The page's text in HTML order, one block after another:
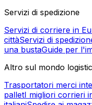
Servizi di spedizione
Servizi di corriere in
cittàServizi di
una bustaGuide per
Altro sul mondo
Trasportatori merci
palletI migliori corrieri